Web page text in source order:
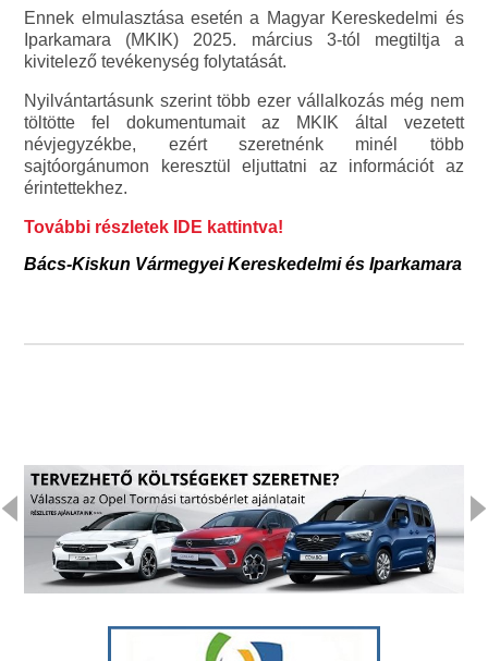
Ennek elmulasztása esetén a Magyar Kereskedelmi és
Iparkamara (MKIK) 2025. március 3-tól megtiltja a
kivitelező tevékenység folytatását.
Nyilvántartásunk szerint több ezer vállalkozás még nem
töltötte fel dokumentumait az MKIK által vezetett
névjegyzékbe, ezért szeretnénk minél több
sajtóorgánumon keresztül eljuttatni az információt az
érintettekhez.
További részletek IDE kattintva!
Bács-Kiskun Vármegyei Kereskedelmi és Iparkamara